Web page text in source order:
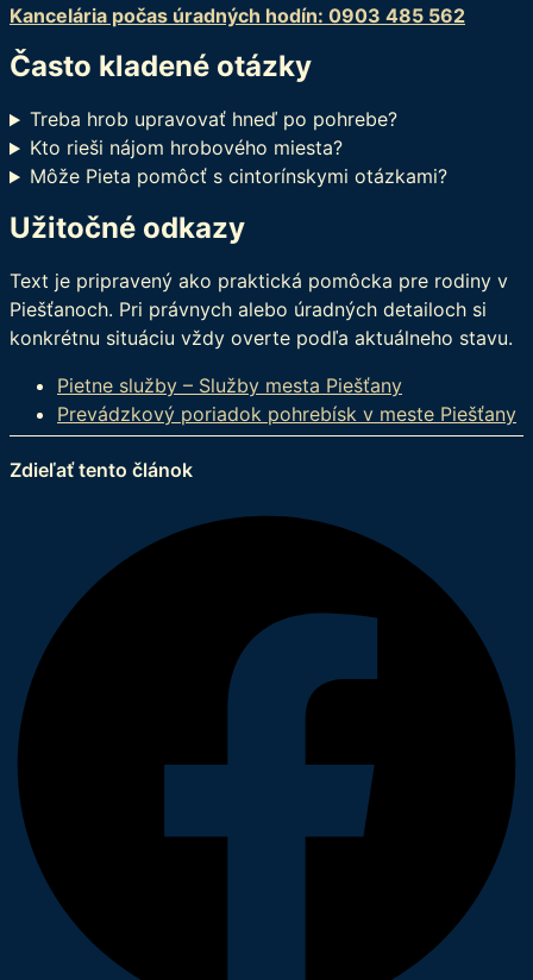
Kancelária počas úradných hodín: 0903 485 562
Často kladené otázky
Treba hrob upravovať hneď po pohrebe?
Kto rieši nájom hrobového miesta?
Môže Pieta pomôcť s cintorínskymi otázkami?
Užitočné odkazy
Text je pripravený ako praktická pomôcka pre rodiny v
Piešťanoch. Pri právnych alebo úradných detailoch si
konkrétnu situáciu vždy overte podľa aktuálneho stavu.
Pietne služby – Služby mesta Piešťany
Prevádzkový poriadok pohrebísk v meste Piešťany
Zdieľať tento článok